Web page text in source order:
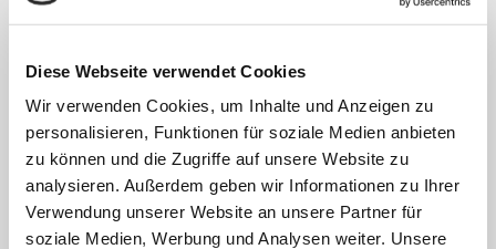
Diese Webseite verwendet Cookies
Wir verwenden Cookies, um Inhalte und Anzeigen zu
personalisieren, Funktionen für soziale Medien anbieten
zu können und die Zugriffe auf unsere Website zu
analysieren. Außerdem geben wir Informationen zu Ihrer
Verwendung unserer Website an unsere Partner für
soziale Medien, Werbung und Analysen weiter. Unsere
anvertrauten Patient:innen, Bewohner:innen, Kinder und
FACHBEREICHE
Klinik für Allgemein-, Viszeral- und minimal-
invasive Chirurgie